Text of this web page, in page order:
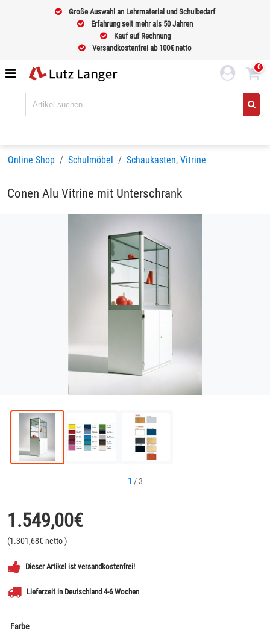
Große Auswahl an Lehrmaterial und Schulbedarf
Erfahrung seit mehr als 50 Jahren
Kauf auf Rechnung
Versandkostenfrei ab 100€ netto
0
Online Shop Schulmöbel Schaukasten, Vitrine
Conen Alu Vitrine mit Unterschrank
1 /3
1.549,00€
(1.301,68€ netto)
Dieser Artikel ist versandkostenfrei!
Lieferzeit in Deutschland 4-6 Wochen
Farbe